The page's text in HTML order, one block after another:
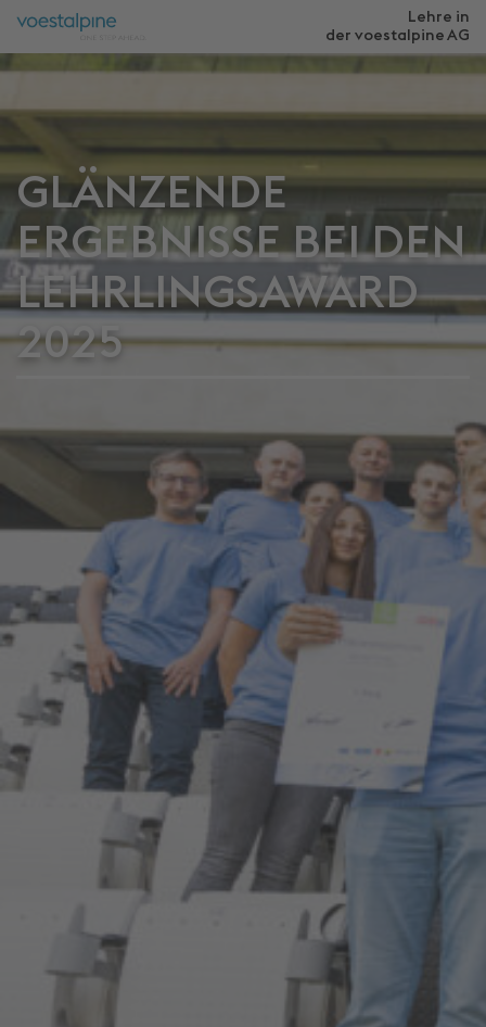
Lehre in
der voestalpine AG
GLÄNZENDE
ERGEBNISSE BEI DEN
LEHRLINGSAWARD
2025
> Glänzende Ergebnisse bei den
Lehrlingsaward 2025
Wenn Oberösterreichs Industrie ihre
besten Lehrlinge ehrt, sind wir ganz
vorne dabei: Beim Lehrlingsaward
2025 im Business Club des LASK-
Stadions in Linz gingen am 24. Juni
insgesamt 24 Auszeichnungen an
Auszubildende am voestalpine-
Standort Linz.
Unsere Lehrlinge gehören durchwegs zu den Besten ihres
Nachwuchsarbeit, im Bestreben, den jungen Talenten Freude